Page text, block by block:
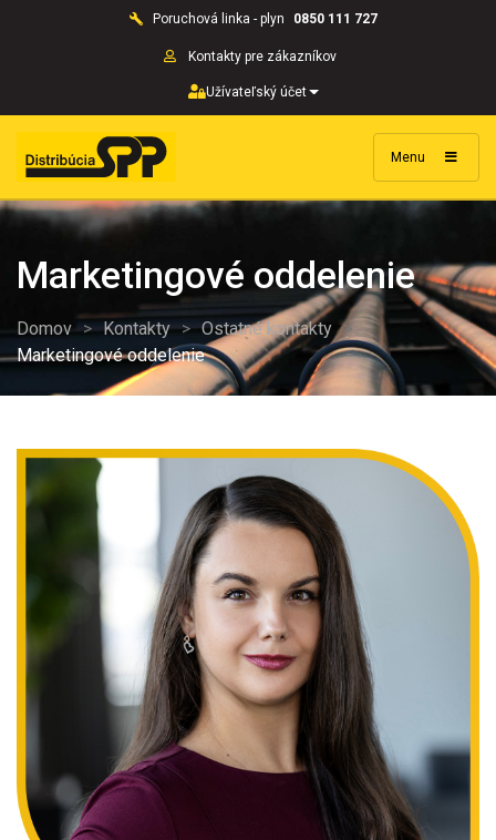
Poruchová linka - plyn 0850 111 727
Kontakty pre zákazníkov
Užívateľský účet
Menu
Marketingové oddelenie
Domov > Kontakty > Ostatné kontakty >
Marketingové oddelenie